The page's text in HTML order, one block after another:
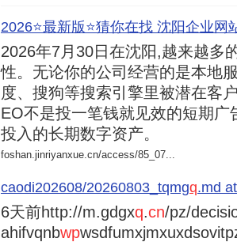
2026⭐️最新版⭐️猜你在找 沈阳企业网
2026年7月30日在沈阳,越来越多
性。无论你的公司经营的是本地
度、搜狗等搜索引擎里被潜在客
EO不是投一笔钱就见效的短期
投入的长期数字资产。
foshan.jinriyanxue.cn/access/85_07...
caodi202608/20260803_tqmgq.md
6天前http://m.gdgxq.cn/pz/
ahifvqnbwp